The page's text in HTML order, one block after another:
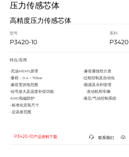
压力传感芯体
高精度压力传感芯体
型号
P3420-10
系列
P3420
特点/应用
•充油MEMS原理 •兼容腐蚀性介质
•量程：0.4 ~ 70bar •过程控制及自动化
•兼容宽供电范围 •能源及水利管理
•信号放大及温度补偿功能 •发动机和车辆
•EMC电磁防护 •液压/气动控制系统
• 标准化安装尺寸
• 总误差范围
P3420-10产品资料下载 联系我们